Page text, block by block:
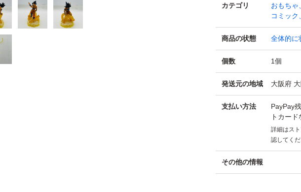
カテゴリ おもちゃ
コミック
商品の状態 全体的に
個数 1個
発送元の地域 大阪府
支払い方法
PayPay
トカード
詳細はス
認してく
その他の情報